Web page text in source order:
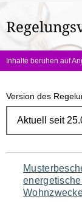
hier:
Inhalte beruhen auf
Version des
für